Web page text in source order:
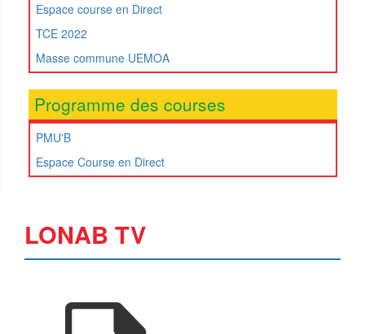
Espace course en Direct
TCE 2022
Masse commune UEMOA
Programme des courses
PMU'B
Espace Course en Direct
LONAB TV